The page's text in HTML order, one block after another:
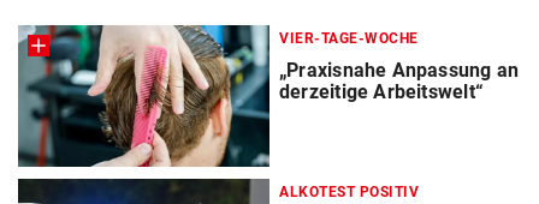
VIER-TAGE-WOCHE
„Praxisnahe Anpassung an
derzeitige Arbeitswelt“
ALKOTEST POSITIV